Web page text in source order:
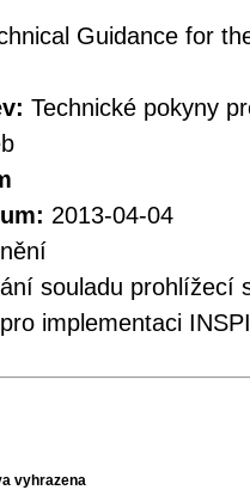
Guidance for
Technické pokyny
2013-04-04
souladu prohlížecí
implementaci
vyhrazena